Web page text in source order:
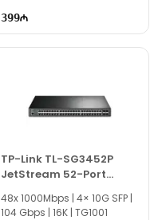
399
TP-Link TL-SG3452P
JetStream 52-Port
Gigabit L2+ Managed
Switch with 48-Port PoE
48x 1000Mbps | 4× 10G SFP |
104 Gbps | 16K | TG1001